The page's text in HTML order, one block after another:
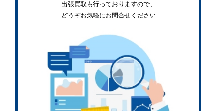
出張買取も行っておりますので、
どうぞお気軽にお問合せください